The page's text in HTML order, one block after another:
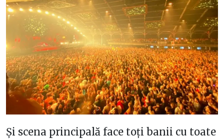
Și scena principală face toți banii cu toate